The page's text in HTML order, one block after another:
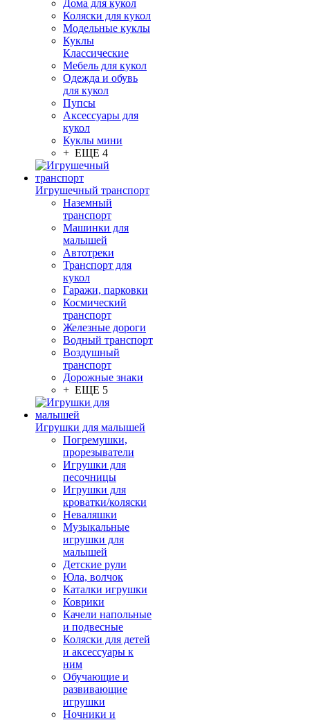
Дома для кукол
Коляски для кукол
Модельные куклы
Куклы
Классические
Мебель для кукол
Одежда и обувь
для кукол
Пупсы
Аксессуары для
кукол
Куклы мини
+ ЕЩЕ 4
Игрушечный транспорт
Наземный
транспорт
Машинки для
малышей
Автотреки
Транспорт для
кукол
Гаражи, парковки
Космический
транспорт
Железные дороги
Водный транспорт
Воздушный
транспорт
Дорожные знаки
+ ЕЩЕ 5
Игрушки для малышей
Погремушки,
прорезыватели
Игрушки для
песочницы
Игрушки для
кроватки/коляски
Неваляшки
Музыкальные
игрушки для
малышей
Детские рули
Юла, волчок
Каталки игрушки
Коврики
Качели напольные
и подвесные
Коляски для детей
и аксессуары к
ним
Обучающие и
развивающие
игрушки
Ночники и